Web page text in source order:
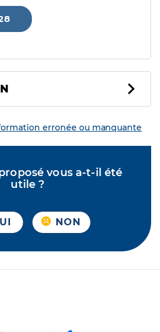
erronée ou manquante
vous a-t-il été
utile ?
NON